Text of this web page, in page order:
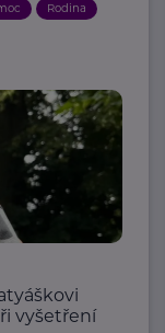
Rodina
vyšetření